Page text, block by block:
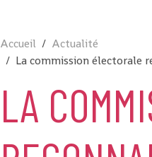
Accueil
Actualité
La commission électorale
LA